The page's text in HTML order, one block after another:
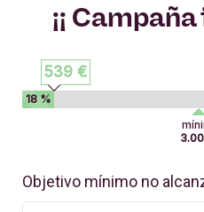
¡¡
539 €
18 %
Objetivo mínimo no